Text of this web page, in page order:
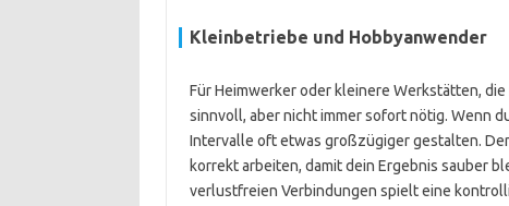
Kleinbetriebe und Hobbyanwender
Für Heimwerker oder kleinere Werkstätten,
sinnvoll, aber nicht immer sofort nötig. Wenn
Intervalle oft etwas großzügiger gestalten.
korrekt arbeiten, damit dein Ergebnis sauber
verlustfreien Verbindungen spielt eine